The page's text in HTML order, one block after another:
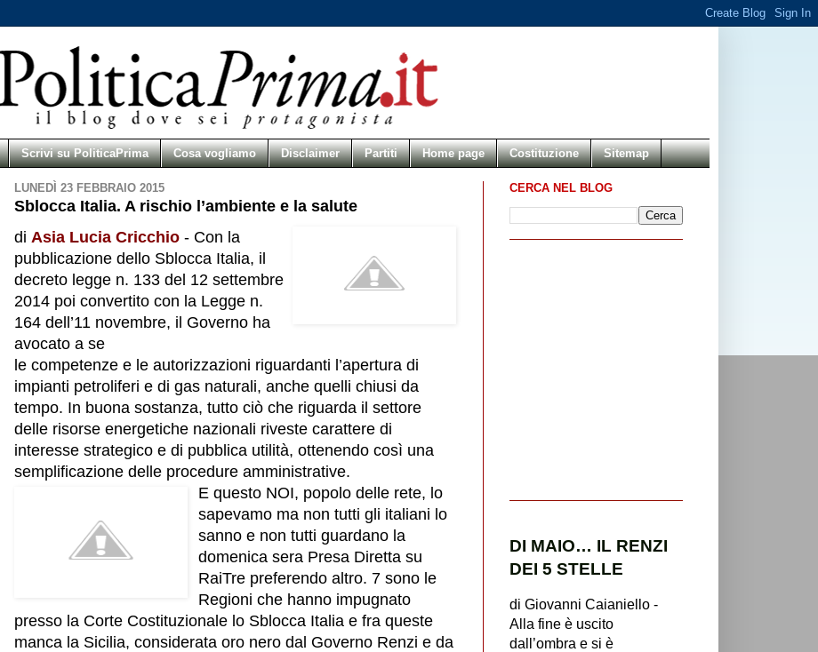
Scrivi su PoliticaPrima Cosa vogliamo Disclaimer Partiti Home page Costituzione Sitemap
LUNEDÌ 23 FEBBRAIO 2015
Sblocca Italia. A rischio l’ambiente e la salute
di Asia Lucia Cricchio - Con la
pubblicazione dello Sblocca Italia, il
decreto legge n. 133 del 12 settembre
2014 poi convertito con la Legge n.
164 dell’11 novembre, il Governo ha
avocato a se
le competenze e le autorizzazioni riguardanti l’apertura di
impianti petroliferi e di gas naturali, anche quelli chiusi da
tempo. In buona sostanza, tutto ciò che riguarda il settore
delle risorse energetiche nazionali riveste carattere di
interesse strategico e di pubblica utilità, ottenendo così una
semplificazione delle procedure amministrative.
E questo NOI, popolo delle rete, lo
sapevamo ma non tutti gli italiani lo
sanno e non tutti guardano la
domenica sera Presa Diretta su
RaiTre preferendo altro. 7 sono le
Regioni che hanno impugnato
presso la Corte Costituzionale lo Sblocca Italia e fra queste
manca la Sicilia, considerata oro nero dal Governo Renzi e da
CERCA NEL BLOG
DI MAIO… IL RENZI
DEI 5 STELLE
di Giovanni Caianiello -
Alla fine è uscito
dall’ombra e si è